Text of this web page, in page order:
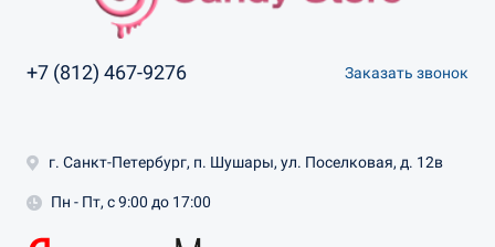
+7 (812) 467-9276 Заказать звонок
г. Санкт-Петербург, п. Шушары, ул. Поселковая, д. 12в
Пн - Пт, с 9:00 до 17:00